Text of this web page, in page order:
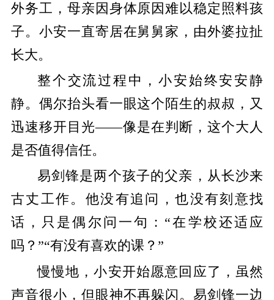
外务工，母亲因身体原因难以稳定照料孩
子。小安一直寄居在舅舅家，由外婆拉扯
长大。
整个交流过程中，小安始终安安静
静。偶尔抬头看一眼这个陌生的叔叔，又
迅速移开目光——像是在判断，这个大人
是否值得信任。
易剑锋是两个孩子的父亲，从长沙来
古丈工作。他没有追问，也没有刻意找
话，只是偶尔问一句：“在学校还适应
吗？”“有没有喜欢的课？”
慢慢地，小安开始愿意回应了，虽然
声音很小，但眼神不再躲闪。易剑锋一边